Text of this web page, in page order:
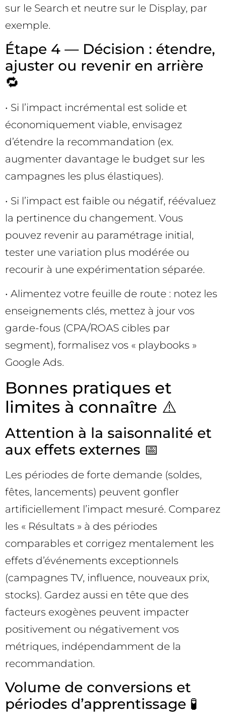
sur le Search et neutre sur le Display, par
exemple.
Étape 4 — Décision : étendre,
ajuster ou revenir en arrière
🔁
• Si l’impact incrémental est solide et
économiquement viable, envisagez
d’étendre la recommandation (ex.
augmenter davantage le budget sur les
campagnes les plus élastiques).
• Si l’impact est faible ou négatif, réévaluez
la pertinence du changement. Vous
pouvez revenir au paramétrage initial,
tester une variation plus modérée ou
recourir à une expérimentation séparée.
• Alimentez votre feuille de route : notez les
enseignements clés, mettez à jour vos
garde-fous (CPA/ROAS cibles par
segment), formalisez vos « playbooks »
Google Ads.
Bonnes pratiques et
limites à connaître ⚠️
Attention à la saisonnalité et
aux effets externes 📅
Les périodes de forte demande (soldes,
fêtes, lancements) peuvent gonfler
artificiellement l’impact mesuré. Comparez
les « Résultats » à des périodes
comparables et corrigez mentalement les
effets d’événements exceptionnels
(campagnes TV, influence, nouveaux prix,
stocks). Gardez aussi en tête que des
facteurs exogènes peuvent impacter
positivement ou négativement vos
métriques, indépendamment de la
recommandation.
Volume de conversions et
périodes d’apprentissage 🧪